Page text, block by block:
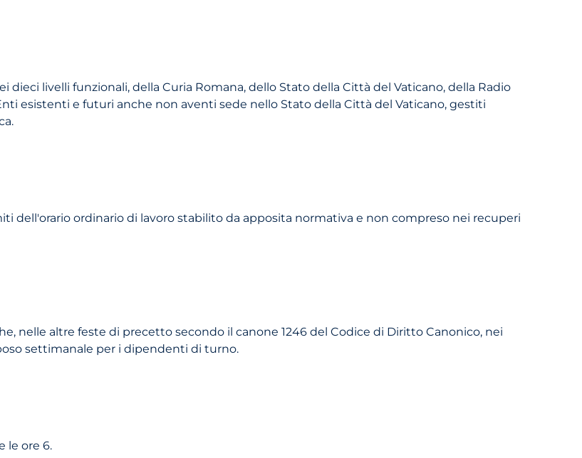
livelli funzionali, della Curia Romana, dello Stato della Città del Vaticano, della Radio
esistenti e futuri anche non aventi sede nello Stato della Città del Vaticano, gestiti
dell'orario ordinario di lavoro stabilito da apposita normativa e non compreso nei recuperi
nelle altre feste di precetto secondo il canone 1246 del Codice di Diritto Canonico, nei
settimanale per i dipendenti di turno.
le ore 6.